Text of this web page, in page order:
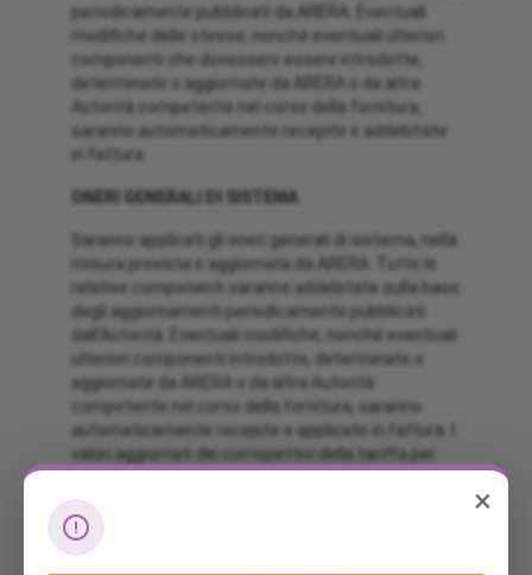
×
periodicamente pubblicati da ARERA. Eventuali
modifiche delle stesse, nonché eventuali ulteriori
componenti che dovessero essere introdotte,
determinate o aggiornate da ARERA o da altra
Autorità competente nel corso della fornitura,
saranno automaticamente recepite e addebitate
in fattura.
ONERI GENERALI DI SISTEMA
Saranno applicati gli oneri generali di sistema, nella
misura prevista e aggiornata da ARERA. Tutte le
relative componenti saranno addebitate sulla base
degli aggiornamenti periodicamente pubblicati
dall’Autorità. Eventuali modifiche, nonché eventuali
ulteriori componenti introdotte, determinate o
aggiornate da ARERA o da altra Autorità
competente nel corso della fornitura, saranno
automaticamente recepite e applicate in fattura. I
valori aggiornati dei corrispettivi della tariffa per
indirizzo: https://www.arera.it/consumatori/valori-